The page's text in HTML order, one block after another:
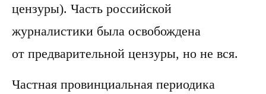
цензуры). Часть российской
журналистики была освобождена
от предварительной цензуры, но не вся.
Частная провинциальная периодика